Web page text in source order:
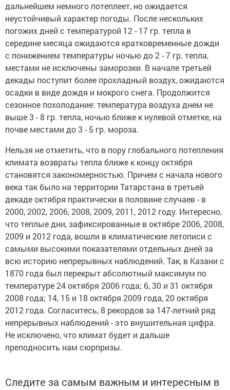
дальнейшем немного потеплеет, но ожидается
неустойчивый характер погоды. После нескольких
погожих дней с температурой 12 - 17 гр. тепла в
середине месяца ожидаются кратковременные дожди
с понижением температуры ночью до 2 - 7 гр. тепла,
местами не исключены заморозки. В начале третьей
декады поступит более прохладный воздух, ожидаются
осадки в виде дождя и мокрого снега. Продолжится
сезонное похолодание: температура воздуха днем не
выше 3 - 8 гр. тепла, ночью ближе к нулевой отметке, на
почве местами до 3 - 5 гр. мороза.
Нельзя не отметить, что в пору глобального потепления
климата возвраты тепла ближе к концу октября
становятся закономерностью. Причем с начала нового
века так было на территории Татарстана в третьей
декаде октября практически в половине случаев - в
2000, 2002, 2006, 2008, 2009, 2011, 2012 году. Интересно,
что теплые дни, зафиксированные в октябре 2006, 2008,
2009 и 2012 года, вошли в климатические летописи с
самыми высокими показателями отдельных дней за
всю историю непрерывных наблюдений. Так, в Казани с
1870 года был перекрыт абсолютный максимум по
температуре 24 октября 2006 года; 6, 30 и 31 октября
2008 года; 14, 15 и 18 октября 2009 года, 20 октября
2012 года. Согласитесь, 8 рекордов за 147-летний ряд
непрерывных наблюдений - это внушительная цифра.
Не исключено, что климат будет и дальше
преподносить нам сюрпризы.
Следите за самым важным и интересным в